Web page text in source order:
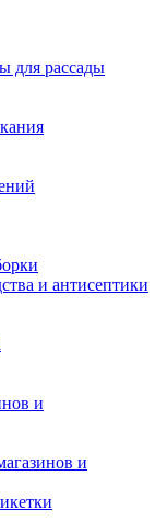
для рассады
и антисептики
и
и